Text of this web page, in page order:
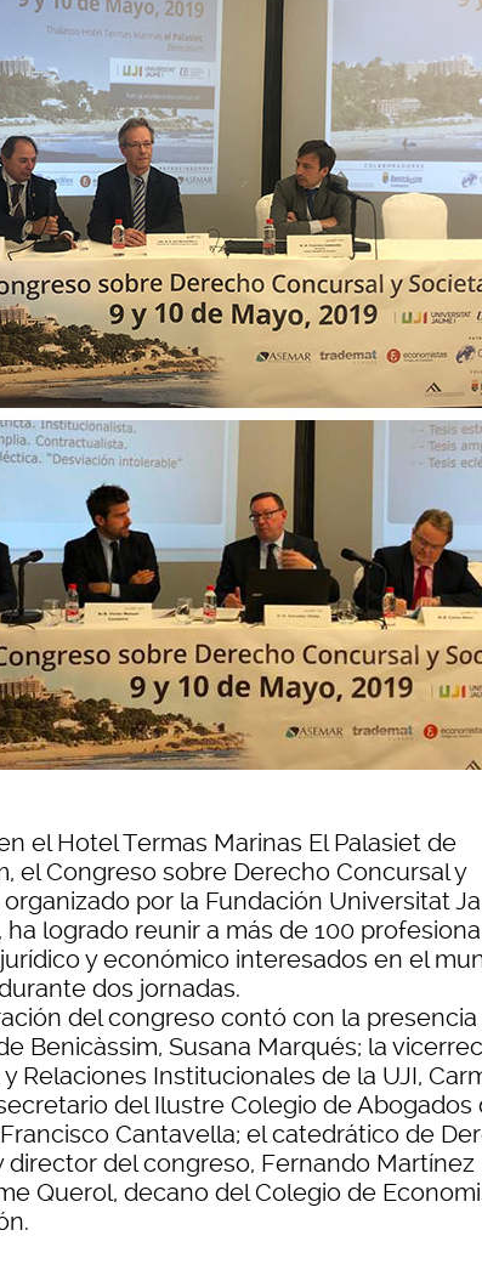
el Hotel Termas Marinas El Palasiet de
el Congreso sobre Derecho Concursal y
organizado por la Fundación Universitat
ha logrado reunir a más de 100
y económico interesados en el
dos jornadas.
del congreso contó con la
Benicàssim, Susana Marqués; la
Relaciones Institucionales de la UJI,
del Ilustre Colegio de Abogados
Cantavella; el catedrático de
director del congreso, Fernando Martínez
Querol, decano del Colegio de